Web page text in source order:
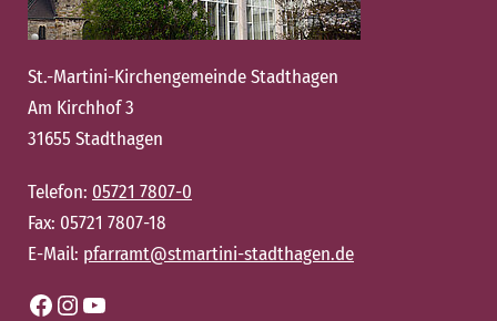
St.-Martini-Kirchengemeinde Stadthagen
Am Kirchhof 3
31655 Stadthagen
Telefon: 05721 7807-0
Fax: 05721 7807-18
E-Mail: pfarramt@stmartini-stadthagen.de
Facebook Instagram YouTube